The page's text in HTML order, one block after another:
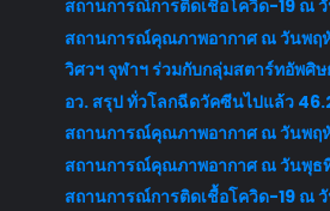
สถานการณ์การติดเชื้อโควิด-19 ณ
สถานการณ์คุณภาพอากาศ ณ วันพฤ
วิศวฯ จุฬาฯ ร่วมกับกลุ่มสตาร์ทอัพศิษ
อว. สรุป ทั่วโลกฉีดวัคซีนไปแล้ว
สถานการณ์คุณภาพอากาศ ณ วันพฤ
สถานการณ์คุณภาพอากาศ ณ วันพุธ
สถานการณ์การติดเชื้อโควิด-19 ณ